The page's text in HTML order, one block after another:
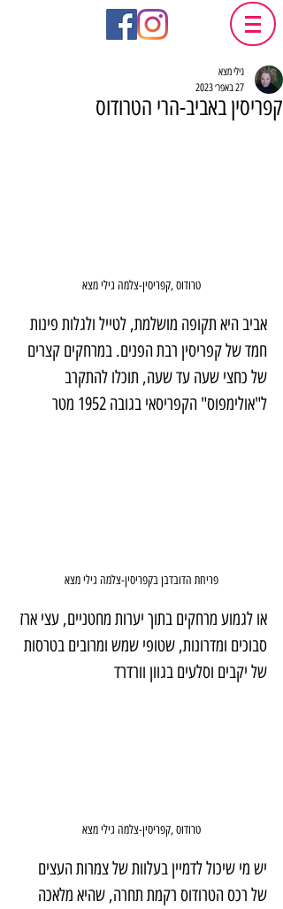
קפריסין באביב-הרי הטרודוס
גילי מצא
27 באפר׳ 2023
טרודוס ,קפריסין-צלמה גילי מצא
אביב היא תקופה מושלמת, לטייל ולגלות פינות
חמד של קפריסין רבת הפנים. במרחקים קצרים
של כחצי שעה עד שעה, תוכלו להתקרב
ל"אולימפוס" הקפריסאי בגובה 1952 מטר
פריחת הדובדבן בקפריסין-צלמה גילי מצא
או לגמוע מרחקים בתוך יערות מחטניים, עצי ארז
סבוכים ומדרונות, שטופי שמש ומרובים בטרסות
של יקבים וסלעים בגוון וורדרד
טרודוס ,קפריסין-צלמה גילי מצא
יש מי שיכול לדמיין בעלוות של צמרות העצים
של רכס הטרודוס רקמת תחרה, שהיא מלאכה